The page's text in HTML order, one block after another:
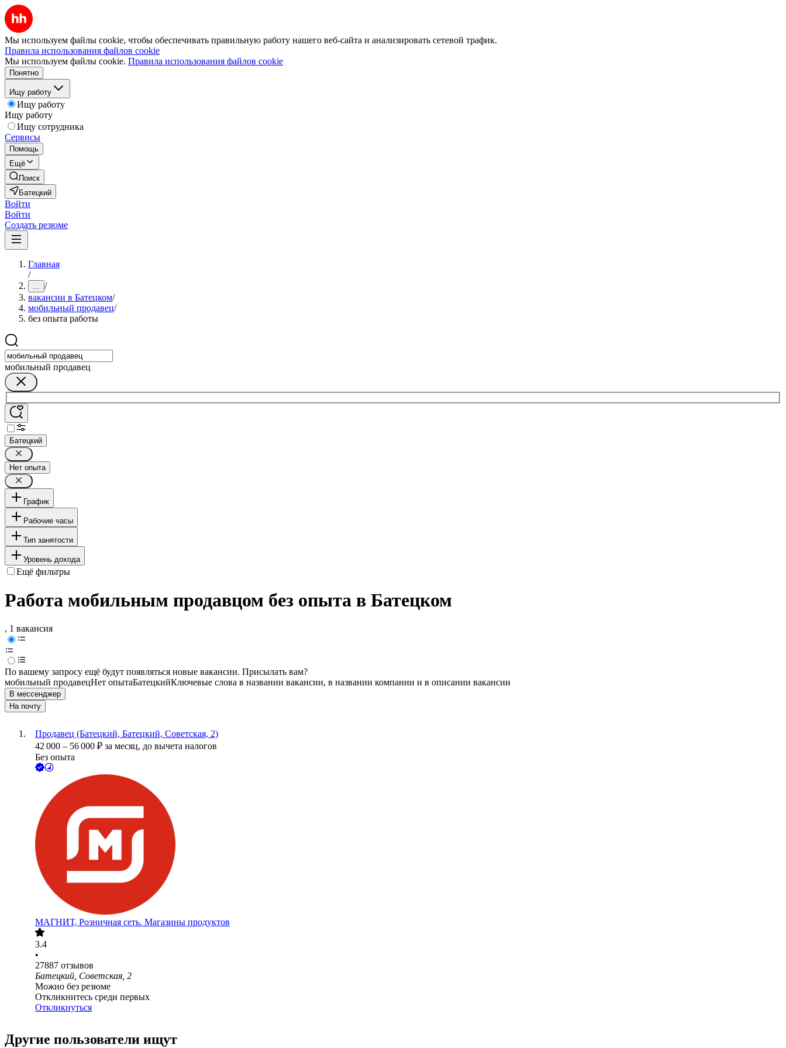
Мы используем файлы cookie, чтобы обеспечивать правильную работу нашего веб-сайта и анализировать сетевой трафик.
Правила использования файлов cookie
Мы используем файлы cookie. Правила использования файлов cookie
Понятно
Ищу работу
Ищу работу
Ищу работу
Ищу сотрудника
Сервисы
Помощь
Ещё
Поиск
Батецкий
Войти
Войти
Создать резюме
Главная
/
... /
вакансии в Батецком/
мобильный продавец/
без опыта работы
мобильный продавец
Батецкий
Нет опыта
График
Рабочие часы
Тип занятости
Уровень дохода
Ещё фильтры
Работа мобильным продавцом без опыта в Батецком
, 1 вакансия
По вашему запросу ещё будут появляться новые вакансии. Присылать вам?
мобильный продавецНет опытаБатецкийКлючевые слова в названии вакансии, в названии компании и в описании вакансии
В мессенджер
На почту
Продавец (Батецкий, Батецкий, Советская, 2)
42 000 – 56 000 ₽ за месяц, до вычета налогов
Без опыта
МАГНИТ, Розничная сеть. Магазины продуктов
3.4
•
27887 отзывов
Батецкий, Советская, 2
Можно без резюме
Откликнитесь среди первых
Откликнуться
Другие пользователи ищут